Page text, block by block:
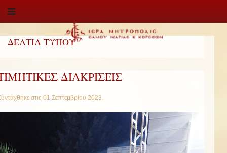
ΔΕΛΤΙΑ ΤΥΠΟΥ
ΔΙΑΚΡΙΣΕΙΣ
στις 01 Σεπτεμβρίου 2023.